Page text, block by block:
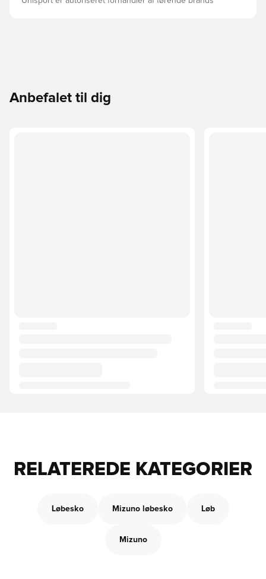
Anbefalet til dig
RELATEREDE KATEGORIER
Løbesko Mizuno løbesko Løb
Mizuno